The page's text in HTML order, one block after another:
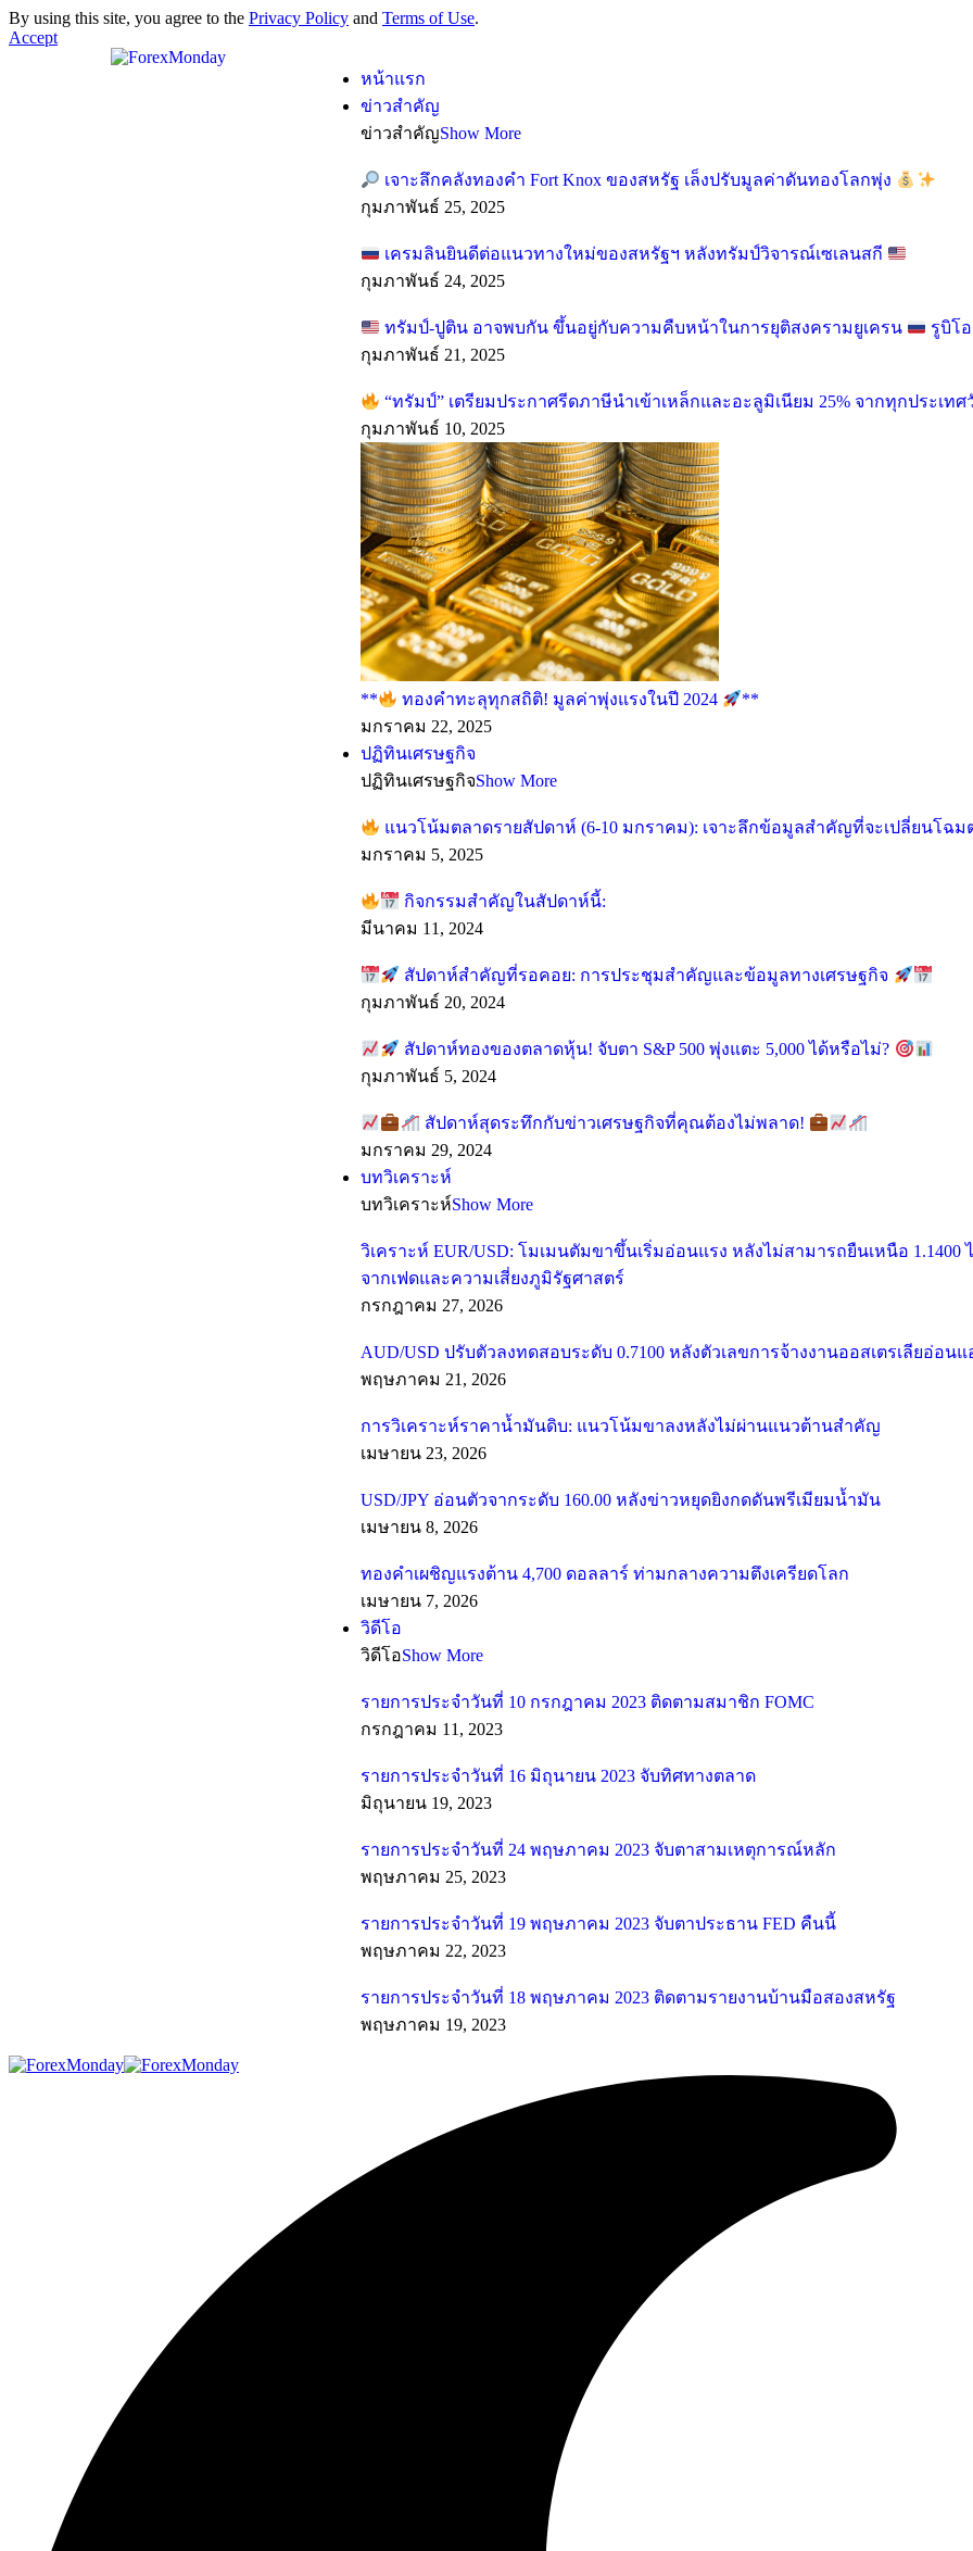
By using this site, you agree to the Privacy Policy and Terms of Use.
Accept
หน้าแรก
ข่าวสำคัญ
ข่าวสำคัญShow More
เจาะลึกคลังทองคำ Fort Knox ของสหรัฐ เล็งปรับมูลค่าดันทองโลกพุ่ง
กุมภาพันธ์ 25, 2025
เครมลินยินดีต่อแนวทางใหม่ของสหรัฐฯ หลังทรัมป์วิจารณ์เซเลนสกี
กุมภาพันธ์ 24, 2025
ทรัมป์-ปูติน อาจพบกัน ขึ้นอยู่กับความคืบหน้าในการยุติสงครามยูเครน
รูบิโ
กุมภาพันธ์ 21, 2025
“ทรัมป์” เตรียมประกาศรีดภาษีนำเข้าเหล็กและอะลูมิเนียม 25% จากทุกประเทศ
กุมภาพันธ์ 10, 2025
** ทองคำทะลุทุกสถิติ! มูลค่าพุ่งแรงในปี 2024
**
มกราคม 22, 2025
ปฏิทินเศรษฐกิจ
ปฏิทินเศรษฐกิจShow More
แนวโน้มตลาดรายสัปดาห์ (6-10 มกราคม): เจาะลึกข้อมูลสำคัญที่จะเปลี่ยนโฉม
มกราคม 5, 2025
กิจกรรมสำคัญในสัปดาห์นี้:
มีนาคม 11, 2024
สัปดาห์สำคัญที่รอคอย: การประชุมสำคัญและข้อมูลทางเศรษฐกิจ
กุมภาพันธ์ 20, 2024
สัปดาห์ทองของตลาดหุ้น! จับตา S&P 500 พุ่งแตะ 5,000 ได้หรือไม่?
กุมภาพันธ์ 5, 2024
สัปดาห์สุดระทึกกับข่าวเศรษฐกิจที่คุณต้องไม่พลาด!
มกราคม 29, 2024
บทวิเคราะห์
บทวิเคราะห์Show More
วิเคราะห์ EUR/USD: โมเมนตัมขาขึ้นเริ่มอ่อนแรง หลังไม่สามารถยืนเหนือ 1.1400
จากเฟดและความเสี่ยงภูมิรัฐศาสตร์
กรกฎาคม 27, 2026
AUD/USD ปรับตัวลงทดสอบระดับ 0.7100 หลังตัวเลขการจ้างงานออสเตรเลียอ่อน
พฤษภาคม 21, 2026
การวิเคราะห์ราคาน้ำมันดิบ: แนวโน้มขาลงหลังไม่ผ่านแนวต้านสำคัญ
เมษายน 23, 2026
USD/JPY อ่อนตัวจากระดับ 160.00 หลังข่าวหยุดยิงกดดันพรีเมียมน้ำมัน
เมษายน 8, 2026
ทองคำเผชิญแรงต้าน 4,700 ดอลลาร์ ท่ามกลางความตึงเครียดโลก
เมษายน 7, 2026
วิดีโอ
วิดีโอShow More
รายการประจำวันที่ 10 กรกฎาคม 2023 ติดตามสมาชิก FOMC
กรกฎาคม 11, 2023
รายการประจำวันที่ 16 มิถุนายน 2023 จับทิศทางตลาด
มิถุนายน 19, 2023
รายการประจำวันที่ 24 พฤษภาคม 2023 จับตาสามเหตุการณ์หลัก
พฤษภาคม 25, 2023
รายการประจำวันที่ 19 พฤษภาคม 2023 จับตาประธาน FED คืนนี้
พฤษภาคม 22, 2023
รายการประจำวันที่ 18 พฤษภาคม 2023 ติดตามรายงานบ้านมือสองสหรัฐ
พฤษภาคม 19, 2023